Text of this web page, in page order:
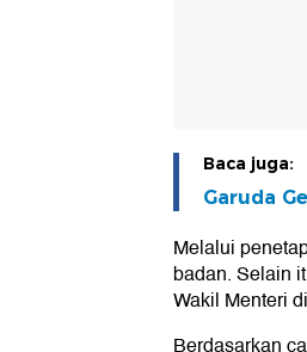
Baca juga:
Garuda
Melalui
badan. Selain
Wakil Menteri